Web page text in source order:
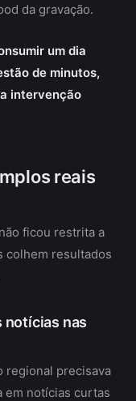
da gravação.
um dia
de minutos,
intervenção
reais
ficou restrita a
colhem resultados
notícias nas
regional precisava
em notícias curtas